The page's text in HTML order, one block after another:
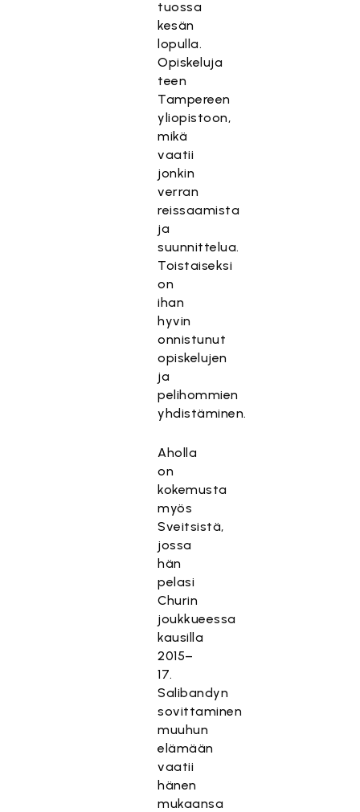
tuossa
kesän
lopulla.
Opiskeluja
teen
Tampereen
yliopistoon,
mikä
vaatii
jonkin
verran
reissaamista
ja
suunnittelua.
Toistaiseksi
on
ihan
hyvin
onnistunut
opiskelujen
ja
pelihommien
yhdistäminen.
Aholla
on
kokemusta
myös
Sveitsistä,
jossa
hän
pelasi
Churin
joukkueessa
kausilla
2015–
17.
Salibandyn
sovittaminen
muuhun
elämään
vaatii
hänen
mukaansa